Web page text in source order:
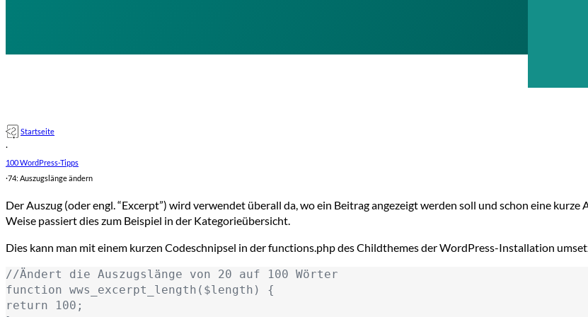
Startseite
·
100 WordPress-Tipps
·74: Auszugslänge ändern
Der Auszug (oder engl. “Excerpt”) wird verwendet überall da, wo ein Beitrag angezeigt werden soll und schon eine
Weise passiert dies zum Beispiel in der Kategorieübersicht.
Dies kann man mit einem kurzen Codeschnipsel in der functions.php des Childthemes der WordPress-Installation
//Ändert die Auszugslänge von 20 auf 100 Wörter
function wws_excerpt_length($length) {
return 100;